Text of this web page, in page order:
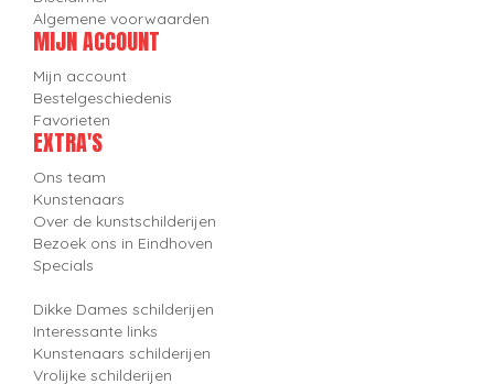
Algemene voorwaarden
MIJN ACCOUNT
Mijn account
Bestelgeschiedenis
Favorieten
EXTRA'S
Ons team
Kunstenaars
Over de kunstschilderijen
Bezoek ons in Eindhoven
Specials
Dikke Dames schilderijen
Interessante links
Kunstenaars schilderijen
Vrolijke schilderijen